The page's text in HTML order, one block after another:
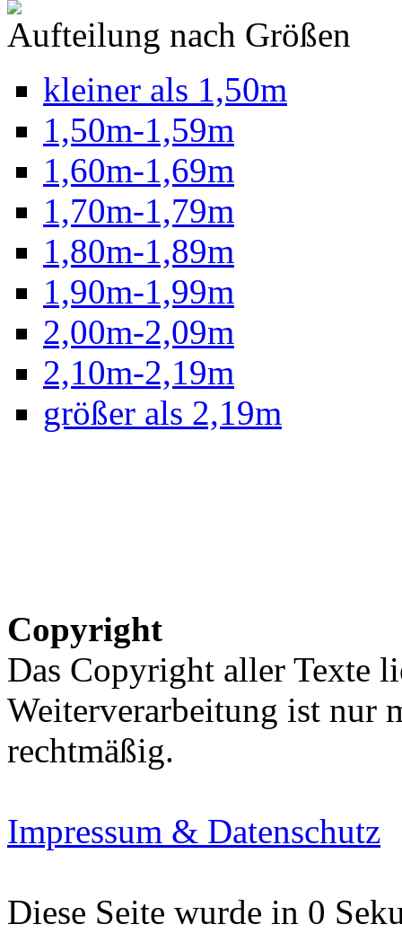
Aufteilung nach Größen
kleiner als 1,50m
1,50m-1,59m
1,60m-1,69m
1,70m-1,79m
1,80m-1,89m
1,90m-1,99m
2,00m-2,09m
2,10m-2,19m
größer als 2,19m
Copyright
Das Copyright aller Texte
Weiterverarbeitung ist nur
rechtmäßig.
Impressum & Datenschutz
Diese Seite wurde in 0